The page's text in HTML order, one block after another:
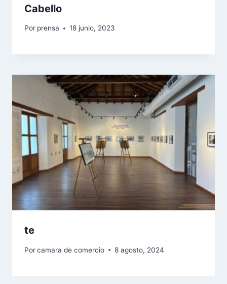
Cabello
Por prensa 18 junio, 2023
te
Porcamara de comercio 8 agosto, 2024